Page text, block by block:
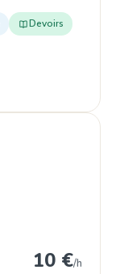
Devoirs
10 €/h